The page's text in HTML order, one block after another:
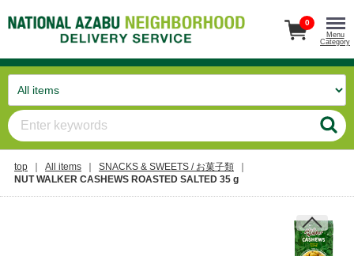
0
Menu
Category
top All items
SNACKS & SWEETS / お菓子類
NUT WALKER CASHEWS ROASTED SALTED 35 g